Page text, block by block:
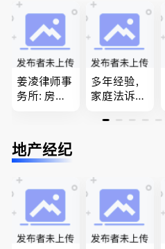
问题
商业移民，
名校申请
姜凌律师事
务所: 房产
法/公司法/
民事商业诉
多年经验，
家庭法诉
户, 遗产认
语，列治文
陈卓律师事
务所 (ATA L
aw Corpor
ation)
地产经纪